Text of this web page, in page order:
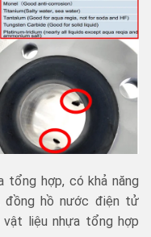
tổng hợp, có khả năng
đồng hồ nước điện tử
liệu nhựa tổng hợp